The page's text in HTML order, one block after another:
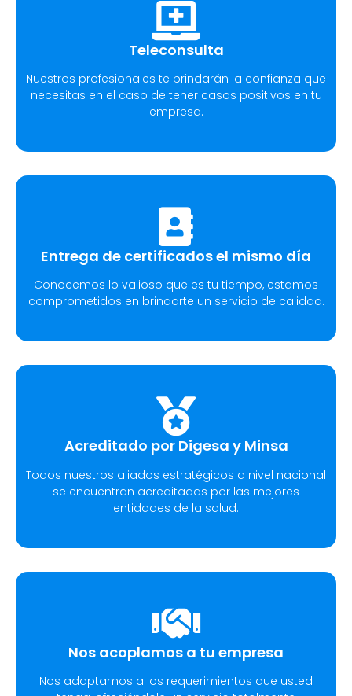
Teleconsulta
Nuestros profesionales te brindarán la confianza que
necesitas en el caso de tener casos positivos en tu
empresa.
Entrega de certificados el mismo día
Conocemos lo valioso que es tu tiempo, estamos
comprometidos en brindarte un servicio de calidad.
Acreditado por Digesa y Minsa​
Todos nuestros aliados estratégicos a nivel nacional
se encuentran acreditadas por las mejores
entidades de la salud.
Nos acoplamos a tu empresa
Nos adaptamos a los requerimientos que usted